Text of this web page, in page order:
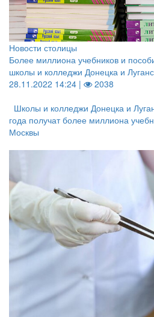
Новости столицы
Более миллиона учебников и
школы и колледжи Донецка и
28.11.2022 14:24 |
2038
Школы и колледжи Донецка и
года получат более миллиона
Москвы